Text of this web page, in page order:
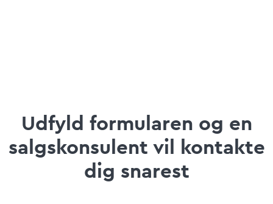
Udfyld formularen og en
salgskonsulent vil kontakte
dig snarest